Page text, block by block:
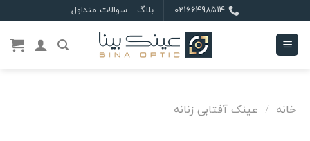
to
content
02166498514 بلاگ سوالات متداول
خانه / عینک آفتابی زنانه